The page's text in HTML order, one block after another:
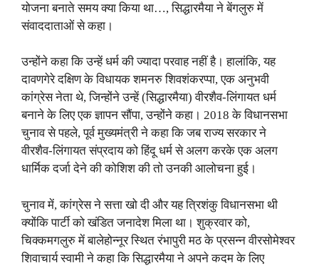
योजना बनाते समय क्या किया था…, सिद्धारमैया ने बेंगलुरु में
संवाददाताओं से कहा।
उन्होंने कहा कि उन्हें धर्म की ज्यादा परवाह नहीं है। हालांकि, यह
दावणगेरे दक्षिण के विधायक शमनरु शिवशंकरप्पा, एक अनुभवी
कांग्रेस नेता थे, जिन्होंने उन्हें (सिद्धारमैया) वीरशैव-लिंगायत धर्म
बनाने के लिए एक ज्ञापन सौंपा, उन्होंने कहा। 2018 के विधानसभा
चुनाव से पहले, पूर्व मुख्यमंत्री ने कहा कि जब राज्य सरकार ने
वीरशैव-लिंगायत संप्रदाय को हिंदू धर्म से अलग करके एक अलग
धार्मिक दर्जा देने की कोशिश की तो उनकी आलोचना हुई।
चुनाव में, कांग्रेस ने सत्ता खो दी और यह त्रिशंकु विधानसभा थी
क्योंकि पार्टी को खंडित जनादेश मिला था। शुक्रवार को,
चिक्कमगलुरु में बालेहोन्नूर स्थित रंभापुरी मठ के प्रसन्न वीरसोमेश्वर
शिवाचार्य स्वामी ने कहा कि सिद्धारमैया ने अपने कदम के लिए